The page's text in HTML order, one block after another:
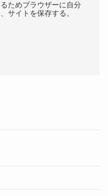
ためブラウザーに自分
サイトを保存する。